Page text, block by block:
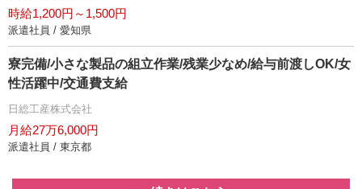
時給1,200円～1,500円
派遣社員 / 愛知県
寮完備/小さな製品の組立作業/残業少なめ/給与前渡しOK/女
性活躍中/交通費支給
日総工産株式会社
月給27万6,000円
派遣社員 / 東京都